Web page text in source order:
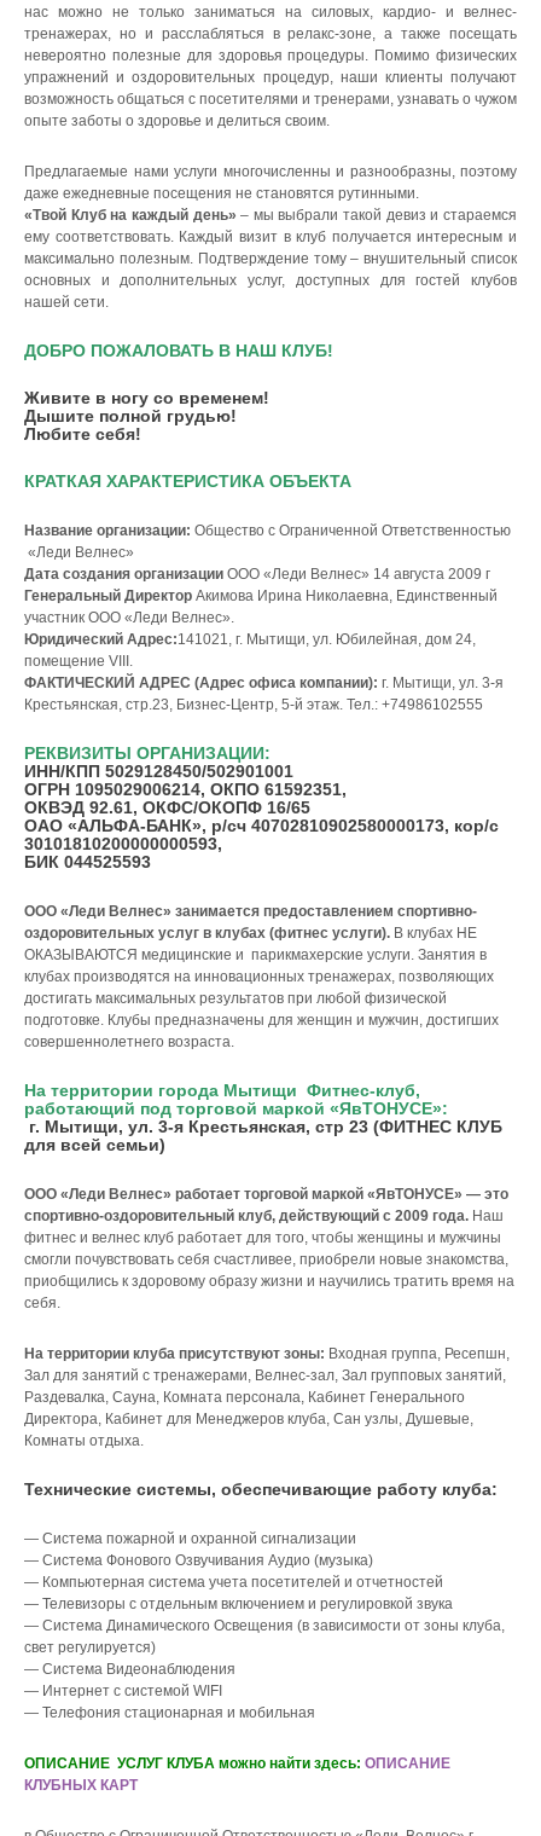
нас можно не только заниматься на силовых, кардио- и велнес-
тренажерах, но и расслабляться в релакс-зоне, а также посещать
невероятно полезные для здоровья процедуры. Помимо физических
упражнений и оздоровительных процедур, наши клиенты получают
возможность общаться с посетителями и тренерами, узнавать о чужом
опыте заботы о здоровье и делиться своим.
Предлагаемые нами услуги многочисленны и разнообразны, поэтому
даже ежедневные посещения не становятся рутинными.
«Твой Клуб на каждый день» – мы выбрали такой девиз и стараемся
ему соответствовать. Каждый визит в клуб получается интересным и
максимально полезным. Подтверждение тому – внушительный список
основных и дополнительных услуг, доступных для гостей клубов
нашей сети.
ДОБРО ПОЖАЛОВАТЬ В НАШ КЛУБ!
Живите в ногу со временем!
Дышите полной грудью!
Любите себя!
КРАТКАЯ ХАРАКТЕРИСТИКА ОБЪЕКТА
Название организации: Общество с Ограниченной Ответственностью
«Леди Велнес»
Дата создания организации ООО «Леди Велнес» 14 августа 2009 г
Генеральный Директор Акимова Ирина Николаевна, Единственный
участник ООО «Леди Велнес».
Юридический Адрес:141021, г. Мытищи, ул. Юбилейная, дом 24,
помещение VIII.
ФАКТИЧЕСКИЙ АДРЕС (Адрес офиса компании): г. Мытищи, ул. 3-я
Крестьянская, стр.23, Бизнес-Центр, 5-й этаж. Тел.: +74986102555
РЕКВИЗИТЫ ОРГАНИЗАЦИИ:
ИНН/КПП 5029128450/502901001
ОГРН 1095029006214, ОКПО 61592351,
ОКВЭД 92.61, ОКФС/ОКОПФ 16/65
ОАО «АЛЬФА-БАНК», р/сч 40702810902580000173, кор/с
30101810200000000593,
БИК 044525593
ООО «Леди Велнес» занимается предоставлением спортивно-
оздоровительных услуг в клубах (фитнес услуги). В клубах НЕ
ОКАЗЫВАЮТСЯ медицинские и парикмахерские услуги. Занятия в
клубах производятся на инновационных тренажерах, позволяющих
достигать максимальных результатов при любой физической
подготовке. Клубы предназначены для женщин и мужчин, достигших
совершеннолетнего возраста.
На территории города Мытищи Фитнес-клуб,
работающий под торговой маркой «ЯвТОНУСЕ»:
г. Мытищи, ул. 3-я Крестьянская, стр 23 (ФИТНЕС КЛУБ
для всей семьи)
ООО «Леди Велнес» работает торговой маркой «ЯвТОНУСЕ» — это
спортивно-оздоровительный клуб, действующий с 2009 года. Наш
фитнес и велнес клуб работает для того, чтобы женщины и мужчины
смогли почувствовать себя счастливее, приобрели новые знакомства,
приобщились к здоровому образу жизни и научились тратить время на
себя.
На территории клуба присутствуют зоны: Входная группа, Ресепшн,
Зал для занятий с тренажерами, Велнес-зал, Зал групповых занятий,
Раздевалка, Сауна, Комната персонала, Кабинет Генерального
Директора, Кабинет для Менеджеров клуба, Сан узлы, Душевые,
Комнаты отдыха.
Технические системы, обеспечивающие работу клуба:
— Система пожарной и охранной сигнализации
— Система Фонового Озвучивания Аудио (музыка)
— Компьютерная система учета посетителей и отчетностей
— Телевизоры с отдельным включением и регулировкой звука
— Система Динамического Освещения (в зависимости от зоны клуба,
свет регулируется)
— Система Видеонаблюдения
— Интернет с системой WIFI
— Телефония стационарная и мобильная
ОПИСАНИЕ УСЛУГ КЛУБА можно найти здесь: ОПИСАНИЕ
КЛУБНЫХ КАРТ